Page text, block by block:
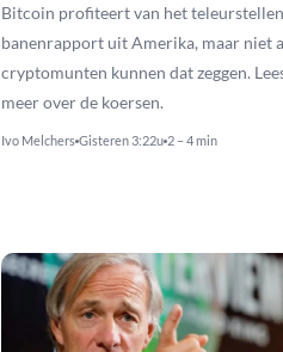
Bitcoin profiteert van het
banenrapport uit Amerika, maar niet
cryptomunten kunnen dat zeggen.
meer over de koersen.
Ivo Melchers Gisteren 3:22u 2 – 4 min